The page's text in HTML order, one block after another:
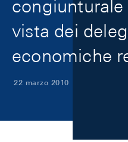
vista dei
economiche
22 marzo 2010